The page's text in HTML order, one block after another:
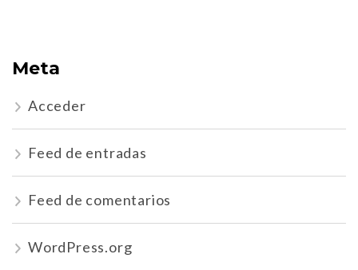
Meta
Acceder
Feed de entradas
Feed de comentarios
WordPress.org